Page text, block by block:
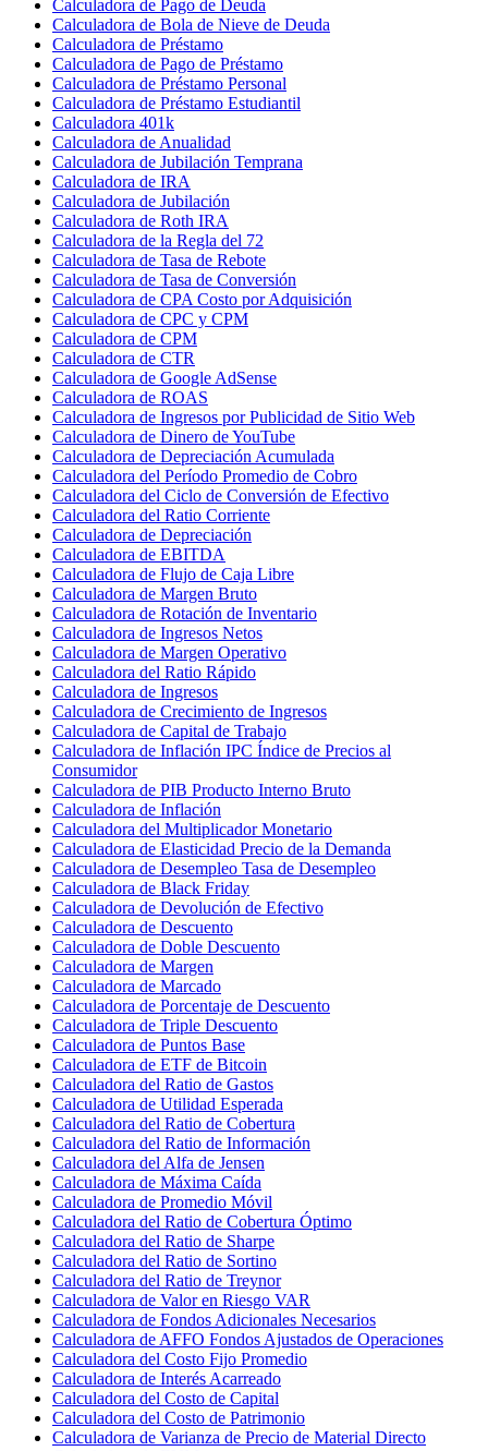
Calculadora de Pago de Deuda
Calculadora de Bola de Nieve de Deuda
Calculadora de Préstamo
Calculadora de Pago de Préstamo
Calculadora de Préstamo Personal
Calculadora de Préstamo Estudiantil
Calculadora 401k
Calculadora de Anualidad
Calculadora de Jubilación Temprana
Calculadora de IRA
Calculadora de Jubilación
Calculadora de Roth IRA
Calculadora de la Regla del 72
Calculadora de Tasa de Rebote
Calculadora de Tasa de Conversión
Calculadora de CPA Costo por Adquisición
Calculadora de CPC y CPM
Calculadora de CPM
Calculadora de CTR
Calculadora de Google AdSense
Calculadora de ROAS
Calculadora de Ingresos por Publicidad de Sitio Web
Calculadora de Dinero de YouTube
Calculadora de Depreciación Acumulada
Calculadora del Período Promedio de Cobro
Calculadora del Ciclo de Conversión de Efectivo
Calculadora del Ratio Corriente
Calculadora de Depreciación
Calculadora de EBITDA
Calculadora de Flujo de Caja Libre
Calculadora de Margen Bruto
Calculadora de Rotación de Inventario
Calculadora de Ingresos Netos
Calculadora de Margen Operativo
Calculadora del Ratio Rápido
Calculadora de Ingresos
Calculadora de Crecimiento de Ingresos
Calculadora de Capital de Trabajo
Calculadora de Inflación IPC Índice de Precios al
Consumidor
Calculadora de PIB Producto Interno Bruto
Calculadora de Inflación
Calculadora del Multiplicador Monetario
Calculadora de Elasticidad Precio de la Demanda
Calculadora de Desempleo Tasa de Desempleo
Calculadora de Black Friday
Calculadora de Devolución de Efectivo
Calculadora de Descuento
Calculadora de Doble Descuento
Calculadora de Margen
Calculadora de Marcado
Calculadora de Porcentaje de Descuento
Calculadora de Triple Descuento
Calculadora de Puntos Base
Calculadora de ETF de Bitcoin
Calculadora del Ratio de Gastos
Calculadora de Utilidad Esperada
Calculadora del Ratio de Cobertura
Calculadora del Ratio de Información
Calculadora del Alfa de Jensen
Calculadora de Máxima Caída
Calculadora de Promedio Móvil
Calculadora del Ratio de Cobertura Óptimo
Calculadora del Ratio de Sharpe
Calculadora del Ratio de Sortino
Calculadora del Ratio de Treynor
Calculadora de Valor en Riesgo VAR
Calculadora de Fondos Adicionales Necesarios
Calculadora de AFFO Fondos Ajustados de Operaciones
Calculadora del Costo Fijo Promedio
Calculadora de Interés Acarreado
Calculadora del Costo de Capital
Calculadora del Costo de Patrimonio
Calculadora de Varianza de Precio de Material Directo